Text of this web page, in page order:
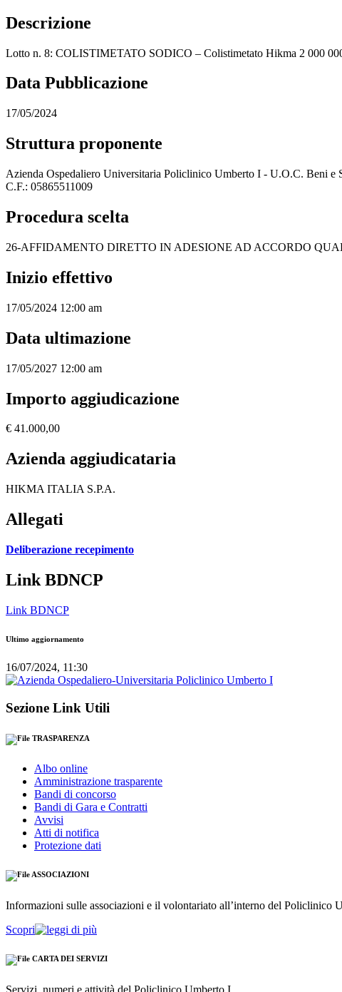
Descrizione
Lotto n. 8: COLISTIMETATO SODICO – Colistimetato Hikma 2 000
Data Pubblicazione
17/05/2024
Struttura proponente
Azienda Ospedaliero Universitaria Policlinico Umberto I - U.O.C. Beni e
C.F.: 05865511009
Procedura scelta
26-AFFIDAMENTO DIRETTO IN ADESIONE AD ACCORDO
Inizio effettivo
17/05/2024 12:00 am
Data ultimazione
17/05/2027 12:00 am
Importo aggiudicazione
€ 41.000,00
Azienda aggiudicataria
HIKMA ITALIA S.P.A.
Allegati
Deliberazione recepimento
Link BDNCP
Link BDNCP
Ultimo aggiornamento
16/07/2024, 11:30
Sezione Link Utili
TRASPARENZA
Albo online
Amministrazione trasparente
Bandi di concorso
Bandi di Gara e Contratti
Avvisi
Atti di notifica
Protezione dati
ASSOCIAZIONI
Informazioni sulle associazioni e il volontariato all’interno del Policlinico
Scopri
CARTA DEI SERVIZI